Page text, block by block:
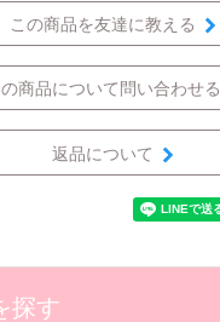
この商品を友達に教える
の商品について問い合わせる
返品について
探す